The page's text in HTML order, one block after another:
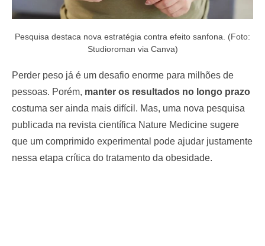
Pesquisa destaca nova estratégia contra efeito sanfona. (Foto:
Studioroman via Canva)
Perder peso já é um desafio enorme para milhões de
pessoas. Porém, manter os resultados no longo prazo
costuma ser ainda mais difícil. Mas, uma nova pesquisa
publicada na revista científica Nature Medicine sugere
que um comprimido experimental pode ajudar justamente
nessa etapa crítica do tratamento da obesidade.